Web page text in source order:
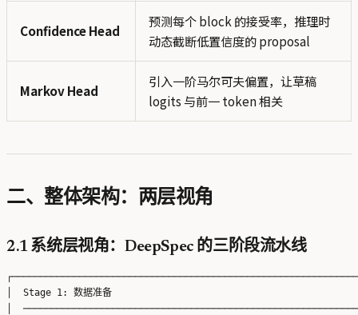
Confidence Head
预测每个 block 的接受率，推理时
动态截断低置信度的 proposal
Markov Head
引入一阶马尔可夫偏置，让草稿
logits 与前一 token 相关
二、整体架构：两层视角
2.1 系统层视角：DeepSpec 的三阶段流水线
│  Stage 1: 数据准备
│